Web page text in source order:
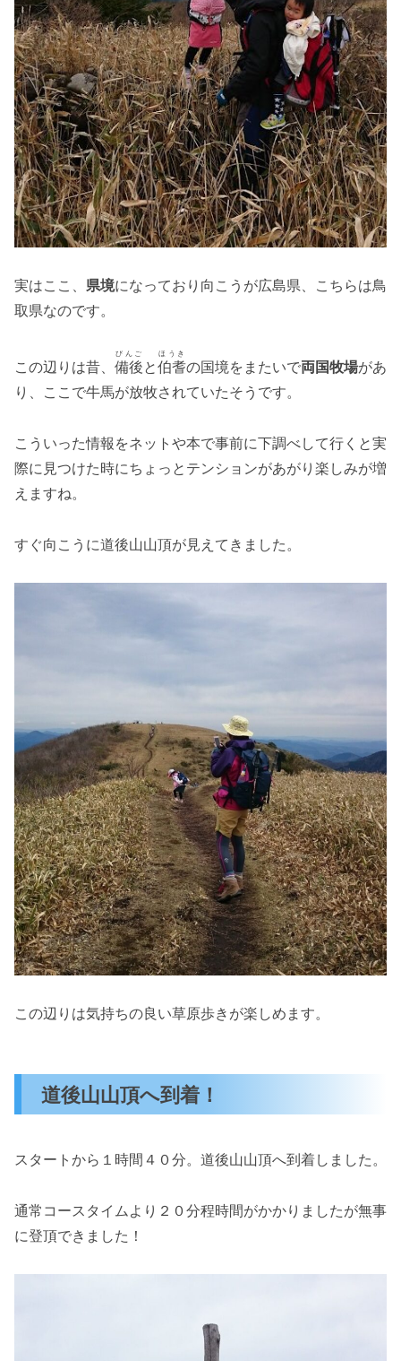
実はここ、 県境になっており向こうが広島県、こちらは鳥
取県なのです。
この辺りは昔、 備後
びんご
と伯耆
ほうき
の国境をまたいで両国牧場があ
り、ここで牛馬が放牧されていたそうです。
こういった情報をネットや本で事前に下調べして行くと実
際に見つけた時にちょっとテンションがあがり楽しみが増
えますね。
すぐ向こうに道後山山頂が見えてきました。
この辺りは気持ちの良い草原歩きが楽しめます。
道後山山頂へ到着！
スタートから１時間４０分。道後山山頂へ到着しました。
通常コースタイムより２０分程時間がかかりましたが無事
に登頂できました！